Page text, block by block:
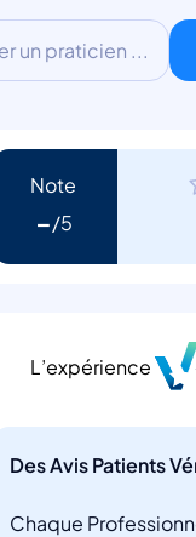
un praticien ...
Note
-
L’expérience
Des Avis Patients
Chaque